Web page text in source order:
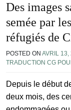
Des images
semée par
réfugiés de
POSTED ON AVRIL 13,
TRADUCTION CG
Depuis le début
deux mois, des